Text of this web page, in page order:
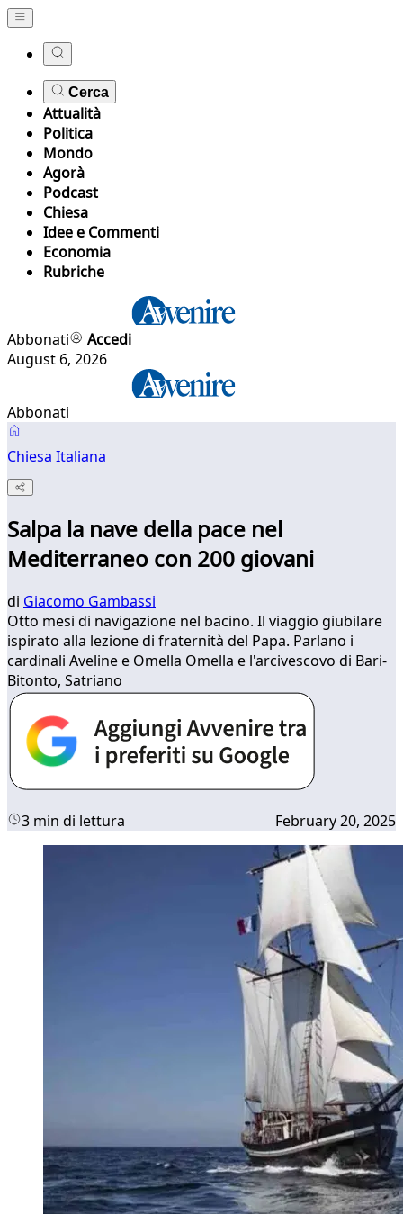
Cerca
Attualità
Politica
Mondo
Agorà
Podcast
Chiesa
Idee e Commenti
Economia
Rubriche
Abbonati
Accedi
August 6, 2026
Abbonati
Chiesa Italiana
Salpa la nave della pace nel
Mediterraneo con 200 giovani
di Giacomo Gambassi
Otto mesi di navigazione nel bacino. Il viaggio giubilare
ispirato alla lezione di fraternità del Papa. Parlano i
cardinali Aveline e Omella Omella e l'arcivescovo di Bari-
Bitonto, Satriano
3 min di lettura February 20, 2025